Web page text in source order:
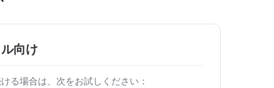
向け
る場合は、次をお試しください：